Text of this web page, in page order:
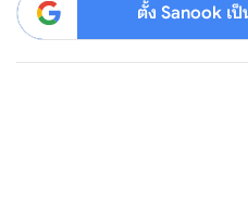
ตั้ง Sanook เ